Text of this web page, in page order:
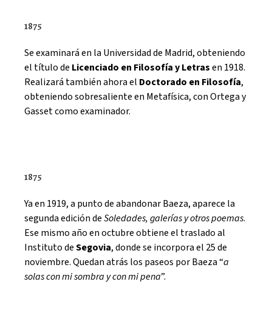
1875
Se examinará en la Universidad de Madrid, obteniendo
el título de Licenciado en Filosofía y Letrasen 1918.
Realizará también ahora el Doctorado en Filosofía,
obteniendo sobresaliente en Metafísica, con Ortega y
Gasset como examinador.
1875
Ya en 1919, a punto de abandonar Baeza, aparece la
segunda edición deSoledades, galerías y otros poemas.
Ese mismo año en octubre obtiene el traslado al
Instituto deSegovia, donde se incorpora el 25 de
noviembre. Quedan atrás los paseos por Baeza “a
solas con mi sombra y con mi pena”.